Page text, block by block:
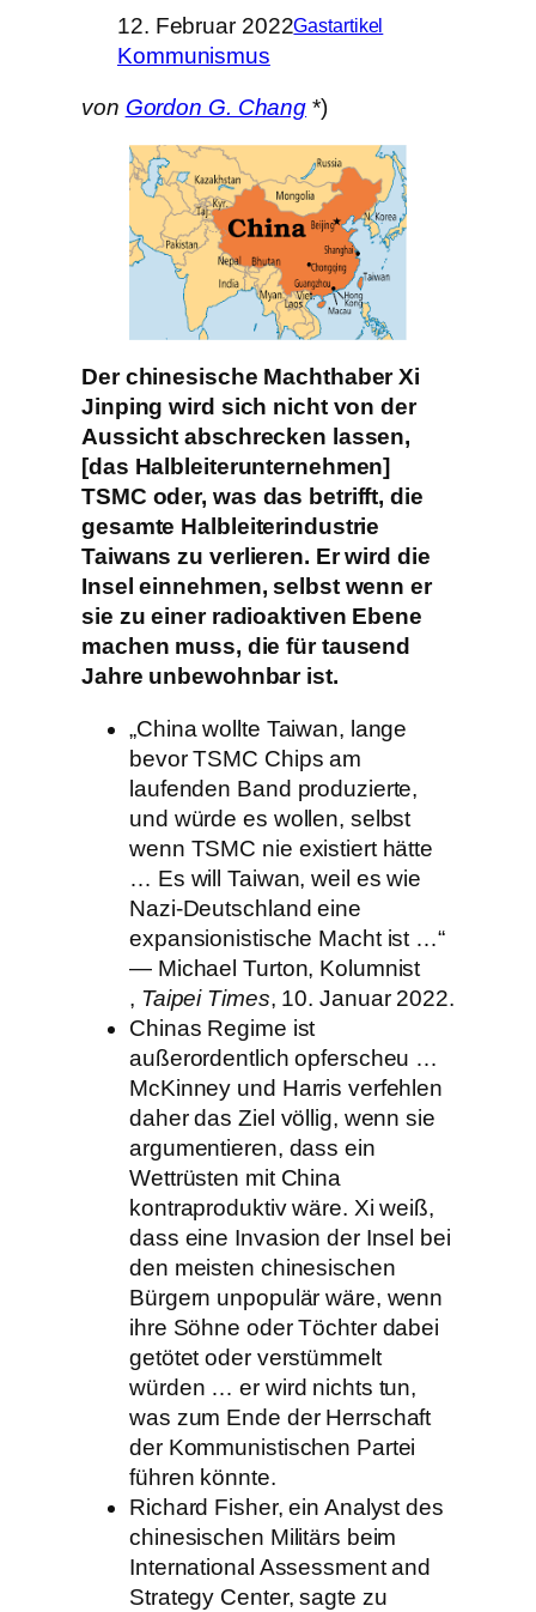
12. Februar 2022Gastartikel
Kommunismus
von Gordon G. Chang *)
Der chinesische Machthaber Xi
Jinping wird sich nicht von der
Aussicht abschrecken lassen,
[das Halbleiterunternehmen]
TSMC oder, was das betrifft, die
gesamte Halbleiterindustrie
Taiwans zu verlieren. Er wird die
Insel einnehmen, selbst wenn er
sie zu einer radioaktiven Ebene
machen muss, die für tausend
Jahre unbewohnbar ist.
„China wollte Taiwan, lange
bevor TSMC Chips am
laufenden Band produzierte,
und würde es wollen, selbst
wenn TSMC nie existiert hätte
… Es will Taiwan, weil es wie
Nazi-Deutschland eine
expansionistische Macht ist …“
— Michael Turton, Kolumnist
, Taipei Times, 10. Januar 2022.
Chinas Regime ist
außerordentlich opferscheu …
McKinney und Harris verfehlen
daher das Ziel völlig, wenn sie
argumentieren, dass ein
Wettrüsten mit China
kontraproduktiv wäre. Xi weiß,
dass eine Invasion der Insel bei
den meisten chinesischen
Bürgern unpopulär wäre, wenn
ihre Söhne oder Töchter dabei
getötet oder verstümmelt
würden … er wird nichts tun,
was zum Ende der Herrschaft
der Kommunistischen Partei
führen könnte.
Richard Fisher, ein Analyst des
chinesischen Militärs beim
International Assessment and
Strategy Center, sagte zu